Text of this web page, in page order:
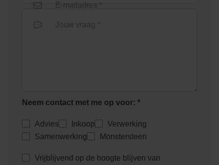
E-mailadres *
Jouw vraag *
Neem contact met me op voor: *
Advies Inkoop
Verwerking
Samenwerking
Monstersteen
Vrijblijvend op de hoogte blijven van